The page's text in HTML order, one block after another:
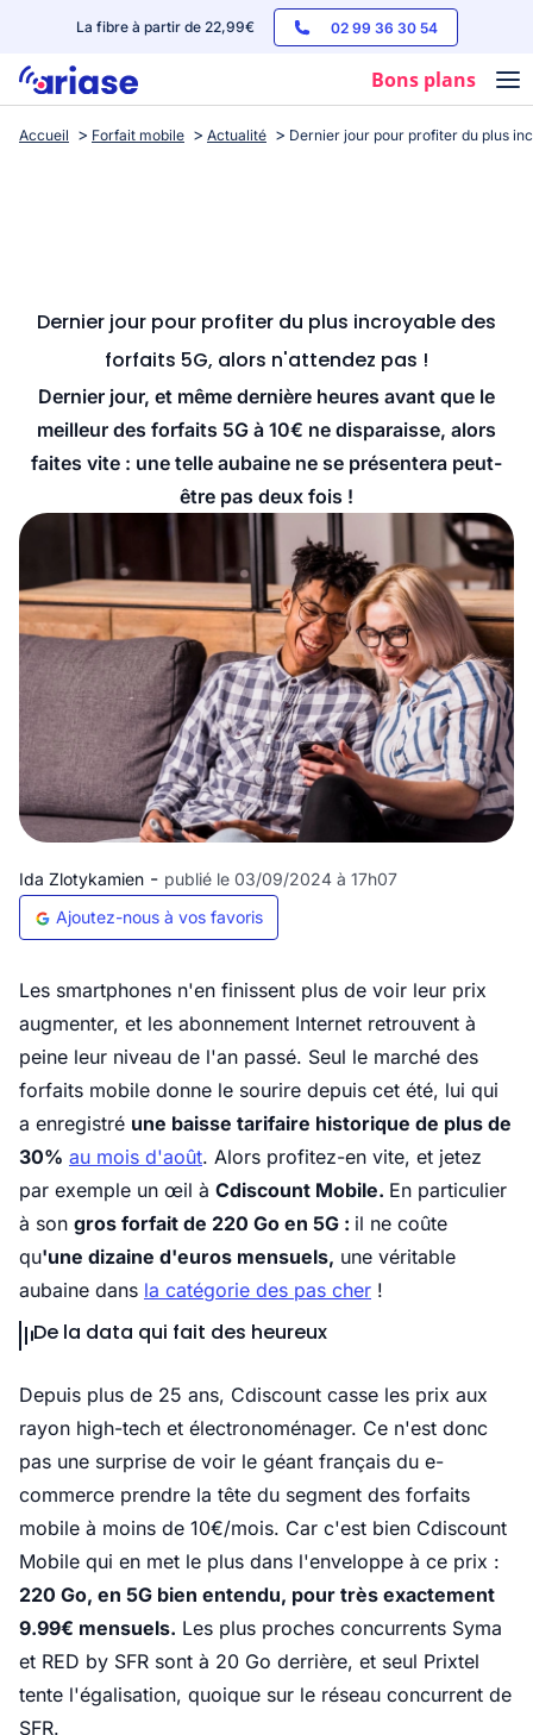
La fibre à partir de 22,99€ 02 99 36 30 54
Bons plans
Box internet
Streaming
Accueil Forfait mobile Actualité Dernier jour pour profiter du plus
Dernier jour pour profiter du plus incroyable des
forfaits 5G, alors n'attendez pas !
Dernier jour, et même dernière heures avant que le
meilleur des forfaits 5G à 10€ ne disparaisse, alors
faites vite : une telle aubaine ne se présentera peut-
être pas deux fois !
Ida Zlotykamien - publié le 03/09/2024 à 17h07
Ajoutez-nous à vos favoris
Les smartphones n'en finissent plus de voir leur prix
augmenter, et les abonnement Internet retrouvent à
peine leur niveau de l'an passé. Seul le marché des
forfaits mobile donne le sourire depuis cet été, lui qui
a enregistré une baisse tarifaire historique de plus de
30% au mois d'août. Alors profitez-en vite, et jetez
par exemple un œil à Cdiscount Mobile. En particulier
à son gros forfait de 220 Go en 5G : il ne coûte
qu'une dizaine d'euros mensuels, une véritable
aubaine dans la catégorie des pas cher !
De la data qui fait des heureux
Depuis plus de 25 ans, Cdiscount casse les prix aux
rayon high-tech et électronoménager. Ce n'est donc
pas une surprise de voir le géant français du e-
commerce prendre la tête du segment des forfaits
mobile à moins de 10€/mois. Car c'est bien Cdiscount
Mobile qui en met le plus dans l'enveloppe à ce prix :
220 Go, en 5G bien entendu, pour très exactement
9.99€ mensuels. Les plus proches concurrents Syma
et RED by SFR sont à 20 Go derrière, et seul Prixtel
tente l'égalisation, quoique sur le réseau concurrent de
SFR.